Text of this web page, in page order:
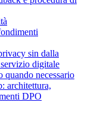
sin dalla
digitale
quando necessario
architettura,
DPO